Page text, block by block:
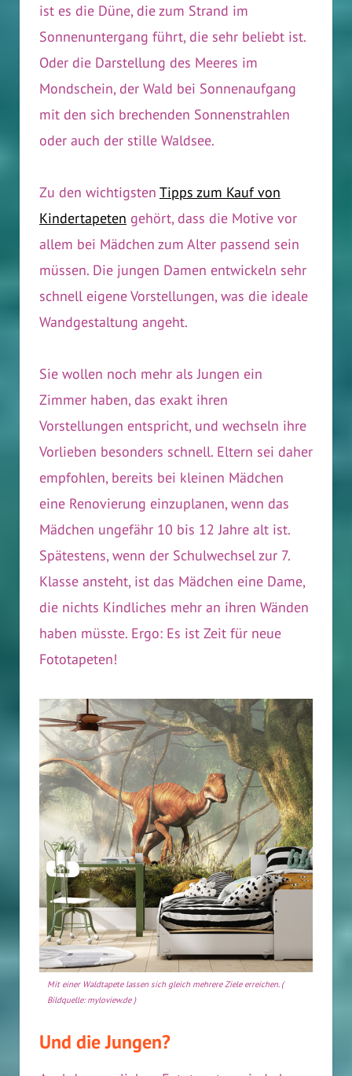
ist es die Düne, die zum Strand im
Sonnenuntergang führt, die sehr beliebt ist.
Oder die Darstellung des Meeres im
Mondschein, der Wald bei Sonnenaufgang
mit den sich brechenden Sonnenstrahlen
oder auch der stille Waldsee.
Zu den wichtigsten Tipps zum Kauf von
Kindertapeten gehört, dass die Motive vor
allem bei Mädchen zum Alter passend sein
müssen. Die jungen Damen entwickeln sehr
schnell eigene Vorstellungen, was die ideale
Wandgestaltung angeht.
Sie wollen noch mehr als Jungen ein
Zimmer haben, das exakt ihren
Vorstellungen entspricht, und wechseln ihre
Vorlieben besonders schnell. Eltern sei daher
empfohlen, bereits bei kleinen Mädchen
eine Renovierung einzuplanen, wenn das
Mädchen ungefähr 10 bis 12 Jahre alt ist.
Spätestens, wenn der Schulwechsel zur 7.
Klasse ansteht, ist das Mädchen eine Dame,
die nichts Kindliches mehr an ihren Wänden
haben müsste. Ergo: Es ist Zeit für neue
Fototapeten!
Mit einer Waldtapete lassen sich gleich mehrere Ziele erreichen. (
Bildquelle: myloview.de )
Und die Jungen?